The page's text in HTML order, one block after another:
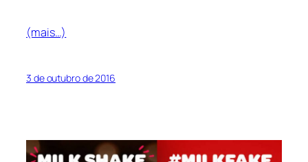
(mais…)
3 de outubro de 2016